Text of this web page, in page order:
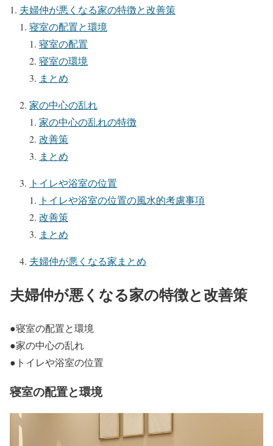
夫婦仲が悪くなる家の特徴と改善策
寝室の配置と環境
寝室の配置
寝室の環境
まとめ
家の中心の乱れ
家の中心の乱れの特徴
改善策
まとめ
トイレや浴室の位置
トイレや浴室の位置の風水的考慮事項
改善策
まとめ
夫婦仲が悪くなる家まとめ
夫婦仲が悪くなる家の特徴と改善策
●寝室の配置と環境
●家の中心の乱れ
●トイレや浴室の位置
寝室の配置と環境